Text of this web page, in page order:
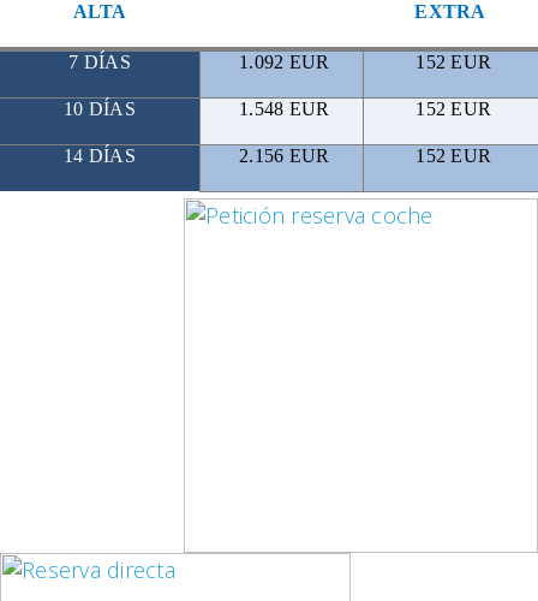
ALTA
EXTRA
7 DÍAS 1.092 EUR 152 EUR
10 DÍAS 1.548 EUR 152 EUR
14 DÍAS 2.156 EUR 152 EUR